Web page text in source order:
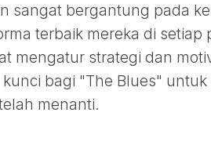
sangat bergantung pada
terbaik mereka di setiap
mengatur strategi dan
bagi "The Blues"
menanti.